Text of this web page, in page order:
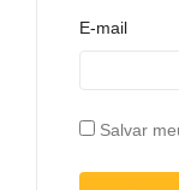
E-mail
Salvar